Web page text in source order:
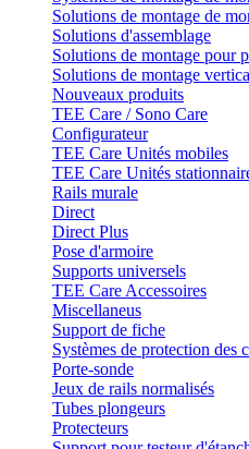
Solutions de montage de
Solutions d'assemblage
Solutions de montage pour
Solutions de montage
Nouveaux produits
TEE Care / Sono Care
Configurateur
TEE Care Unités mobiles
TEE Care Unités
Rails murale
Direct
Direct Plus
Pose d'armoire
Supports universels
TEE Care Accessoires
Miscellaneus
Support de fiche
Systèmes de protection des
Porte-sonde
Jeux de rails normalisés
Tubes plongeurs
Protecteurs